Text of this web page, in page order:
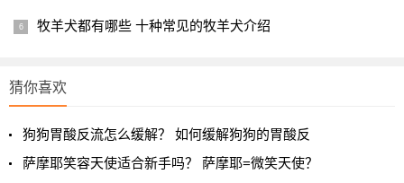
牧羊犬都有哪些 十种常见的牧羊犬介绍
猜你喜欢
狗狗胃酸反流怎么缓解？ 如何缓解狗狗的胃酸反
萨摩耶笑容天使适合新手吗？ 萨摩耶=微笑天使？